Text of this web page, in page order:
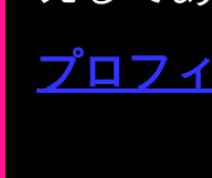
プロフ